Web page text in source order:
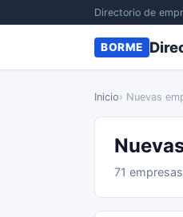
Directorio de
BORME
Inicio› Nuevas
71